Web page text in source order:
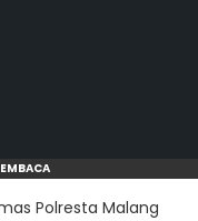
Polresta Malang